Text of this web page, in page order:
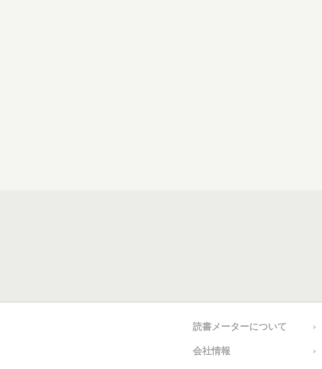
読書メーターについて
会社情報